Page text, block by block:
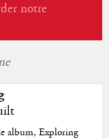
notre
album, Exploring